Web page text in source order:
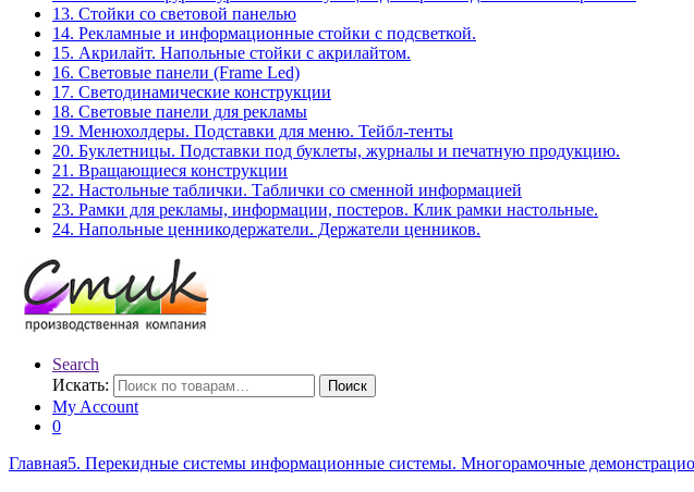
13. Стойки со световой панелью
14. Рекламные и информационные стойки с подсветкой.
15. Акрилайт. Напольные стойки с акрилайтом.
16. Световые панели (Frame Led)
17. Светодинамические конструкции
18. Световые панели для рекламы
19. Менюхолдеры. Подставки для меню. Тейбл-тенты
20. Буклетницы. Подставки под буклеты, журналы и печатную продукцию.
21. Вращающиеся конструкции
22. Настольные таблички. Таблички со сменной информацией
23. Рамки для рекламы, информации, постеров. Клик рамки настольные.
24. Напольные ценникодержатели. Держатели ценников.
Search
Искать:
Поиск
My Account
0
Главная5. Перекидные системы информационные системы. Многорамочные